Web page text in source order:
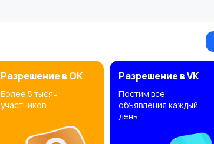
Разрешение в OK
Более 5 тысяч
участников
Разрешение в VK
Постим все
объявления каждый
день